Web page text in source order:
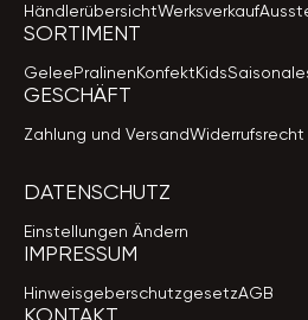
HändlerübersichtWerksverkauf
SORTIMENT
GeleePralinenKonfektKids
GESCHÄFT
Zahlung und VersandWiderrufsrecht
DATENSCHUTZ
Einstellungen Ändern
IMPRESSUM
HinweisgeberschutzgesetzAGB
KONTAKT